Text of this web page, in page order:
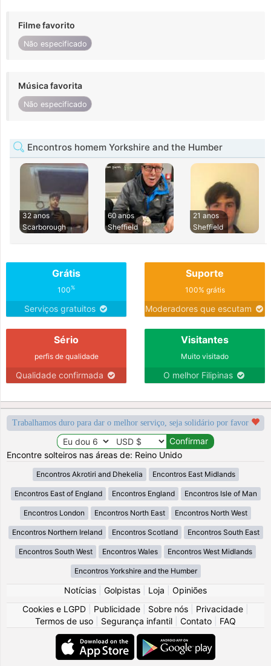
Filme favorito
Não especificado
Música favorita
Não especificado
Encontros homem Yorkshire and the Humber
32 anos
Scarborough
60 anos
Sheffield
21 anos
Sheffield
Grátis
100%
Serviços gratuitos
Suporte
100% grátis
Moderadores que escutam
Sério
perfis de qualidade
Qualidade confirmada
Visitantes
Muito visitado
O melhor Filipinas
Trabalhamos duro para dar o melhor serviço, seja solidário por favor
Encontre solteiros nas áreas de: Reino Unido
Encontros Akrotiri and Dhekelia Encontros East Midlands
Encontros East of England Encontros England Encontros Isle of Man
Encontros London Encontros North East Encontros North West
Encontros Northern Ireland Encontros Scotland Encontros South East
Encontros South West Encontros Wales Encontros West Midlands
Encontros Yorkshire and the Humber
Notícias Golpistas Loja
Opiniões
Cookies e LGPD
Publicidade Sobre nós Privacidade
Termos de uso
Segurança infantil Contato FAQ